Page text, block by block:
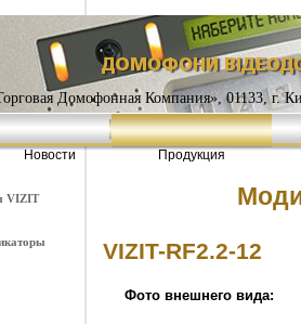
Домофонная Компания», 01133, г.
Новости Продукция
VIZIT
VIZIT-RF2.2-12
Фото внешнего вида: